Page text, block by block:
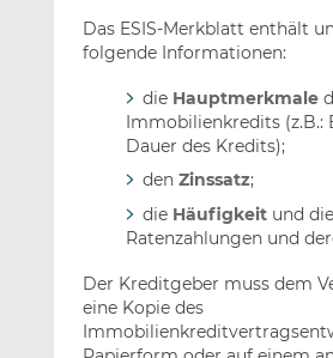
Das ESIS-Merkblatt enthält
folgende Informationen:
die Hauptmerkmale
Immobilienkredits (z.B.:
Dauer des Kredits);
den Zinssatz;
die Häufigkeitund die
Ratenzahlungen und
Der Kreditgeber muss dem
eine Kopie des